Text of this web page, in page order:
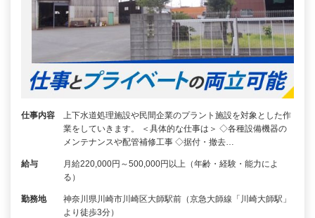
仕事内容
上下水道処理施設や民間企業のプラント施設を対象とした作
業をしていきます。 ＜具体的な仕事は＞ ◇各種設備機器の
メンテナンスや配管補修工事 ◇据付・撤去…
給与
月給220,000円～500,000円以上（年齢・経験・能力によ
る）
勤務地
神奈川県川崎市川崎区大師駅前（京急大師線「川崎大師駅」
より徒歩3分）